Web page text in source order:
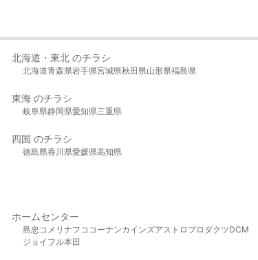
北海道・東北 のチラシ
北海道青森県岩手県宮城県秋田県山形県福島県
東海 のチラシ
岐阜県静岡県愛知県三重県
四国 のチラシ
徳島県香川県愛媛県高知県
ホームセンター
島忠 コメリ ナフコ コーナンカインズアストロプロダクツDCM
ジョイフル本田